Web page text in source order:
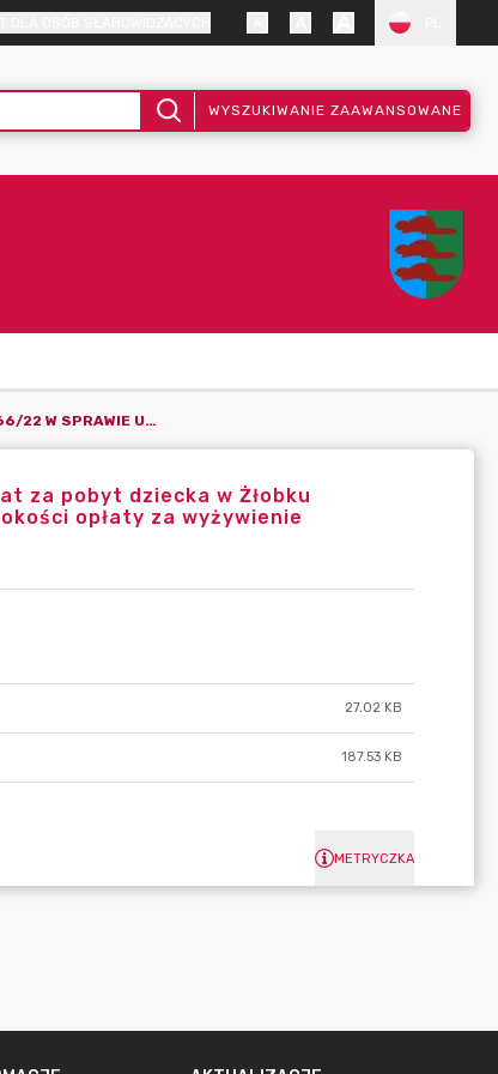
WYSZUKIWANIE ZAAWANSOWANE
UCHWAŁA NR LVIII/566/22 W SPRAWIE USTALENIA WYSOKOŚCI OPŁAT ZA POBYT DZIECKA W ŻŁOBKU UTWORZONYM PRZEZ GMINĘ BOBROWNIKI ORAZ MAKSYMALNEJ WYSOKOŚCI OPŁATY ZA WYŻYWIENIE
za pobyt dziecka w Żłobku
opłaty za wyżywienie
27.02 KB
187.53 KB
METRYCZKA